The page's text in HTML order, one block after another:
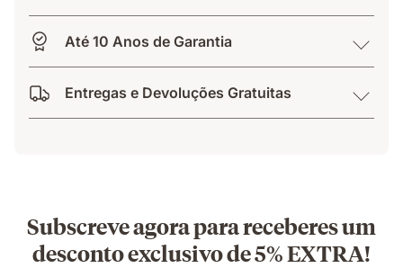
Até 10 Anos de Garantia
Entregas e Devoluções Gratuitas
Subscreve agora para receberes um
desconto exclusivo de 5% EXTRA!